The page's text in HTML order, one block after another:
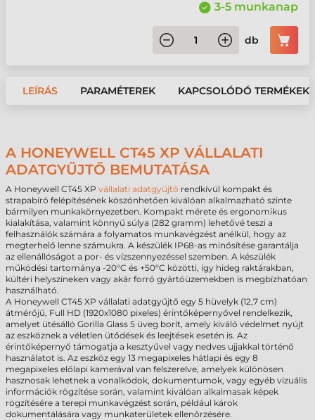
3-5 munkanap
db
LEÍRÁS PARAMÉTEREK KAPCSOLÓDÓ TERMÉKEK
A HONEYWELL CT45 XP VÁLLALATI
ADATGYŰJTŐ BEMUTATÁSA
A Honeywell CT45 XP vállalati adatgyűjtő rendkívül kompakt és
strapabíró felépítésének köszönhetően kiválóan alkalmazható szinte
bármilyen munkakörnyezetben. Kompakt mérete és ergonomikus
kialakítása, valamint könnyű súlya (282 gramm) lehetővé teszi a
felhasználók számára a folyamatos munkavégzést anélkül, hogy az
megterhelő lenne számukra. A készülék IP68-as minősítése garantálja
az ellenállóságot a por- és vízszennyezéssel szemben. A készülék
működési tartománya -20°C és +50°C közötti, így hideg raktárakban,
kültéri helyszíneken vagy akár forró gyártóüzemekben is megbízhatóan
használható.
A Honeywell CT45 XP vállalati adatgyűjtő egy 5 hüvelyk (12,7 cm)
átmérőjű, Full HD (1920x1080 pixeles) érintőképernyővel rendelkezik,
amelyet ütésálló Gorilla Glass 5 üveg borít, amely kiváló védelmet nyújt
az eszköznek a véletlen ütődések és leejtések esetén is. Az
érintőképernyő támogatja a kesztyűvel vagy nedves ujjakkal történő
használatot is. Az eszköz egy 13 megapixeles hátlapi és egy 8
megapixeles előlapi kamerával van felszerelve, amelyek különösen
hasznosak lehetnek a vonalkódok, dokumentumok, vagy egyéb vizuális
információk rögzítése során, valamint kiválóan alkalmasak képek
rögzítésére a terepi munkavégzést során, például károk
dokumentálására vagy munkaterületek ellenőrzésére.